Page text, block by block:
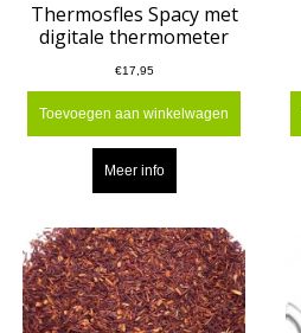
Thermosfles Spacy met
digitale thermometer
€17,95
Toevoegen aan winkelwagen
Meer info